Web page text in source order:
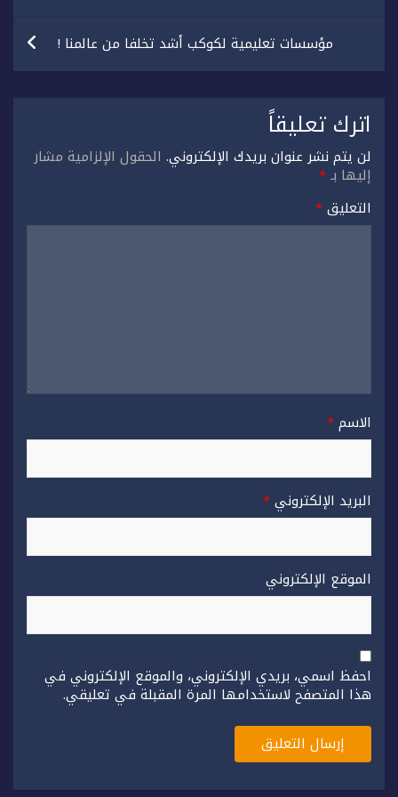
مؤسسات تعليمية لكوكب أشد تخلفا من عالمنا !
اترك تعليقاً
لن يتم نشر عنوان بريدك الإلكتروني. الحقول الإلزامية مشار
إليها بـ*
التعليق*
الاسم*
البريد الإلكتروني*
الموقع الإلكتروني
احفظ اسمي، بريدي الإلكتروني، والموقع الإلكتروني في
هذا المتصفح لاستخدامها المرة المقبلة في تعليقي.